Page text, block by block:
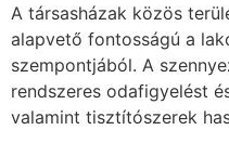
A társasházak közös
alapvető fontosságú a
szempontjából. A
rendszeres odafigyelést
valamint tisztítószerek